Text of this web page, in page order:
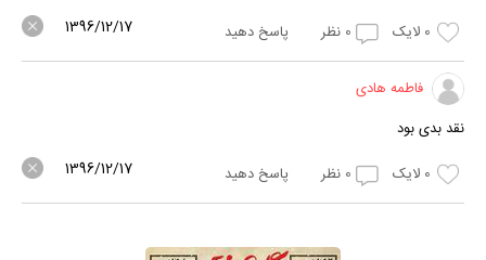
0 لایک 0 نظر پاسخ دهید 1396/12/17
فاطمه هادی
نقد بدی بود
0 لایک 0 نظر پاسخ دهید 1396/12/17